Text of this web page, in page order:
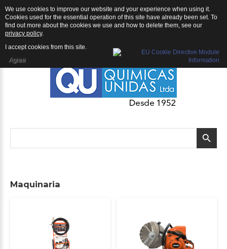
Maquinaria
We use cookies to improve our website and your experience when using it.
Cookies used for the essential operation of this site have already been set. To
find out more about the cookies we use and how to delete them, see our
privacy policy.
I accept cookies from this site.
Agree
QU | Productos